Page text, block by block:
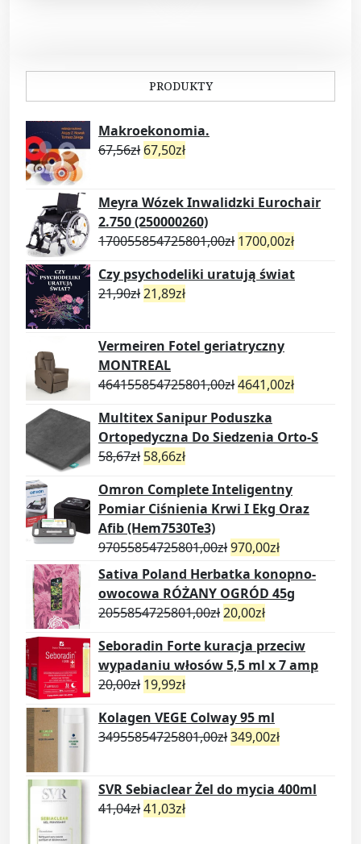
PRODUKTY
Makroekonomia.
67,56zł 67,50zł
Meyra Wózek Inwalidzki Eurochair
2.750 (250000260)
170055854725801,00zł 1700,00zł
Czy psychodeliki uratują świat
21,90zł21,89zł
Vermeiren Fotel geriatryczny
MONTREAL
464155854725801,00zł4641,00zł
Multitex Sanipur Poduszka
Ortopedyczna Do Siedzenia Orto-S
58,67zł 58,66zł
Omron Complete Inteligentny
Pomiar Ciśnienia Krwi I Ekg Oraz
Afib (Hem7530Te3)
97055854725801,00zł970,00zł
Sativa Poland Herbatka konopno-
owocowa RÓŻANY OGRÓD 45g
2055854725801,00zł20,00zł
Seboradin Forte kuracja przeciw
wypadaniu włosów 5,5 ml x 7 amp
20,00zł 19,99zł
Kolagen VEGE Colway 95 ml
34955854725801,00zł349,00zł
SVR Sebiaclear Żel do mycia 400ml
41,04zł41,03zł